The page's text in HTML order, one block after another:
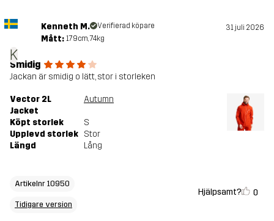
K
Kenneth M. Verifierad köpare 31 juli 2026
Mått: 179cm, 74kg
Smidig
Jackan är smidig o lätt, stor i storleken
Vector 2L
Jacket
Autumn
Köpt storlek
S
Upplevd storlek Stor
Längd
Lång
Artikelnr 10950
Tidigare version
Hjälpsamt? 0